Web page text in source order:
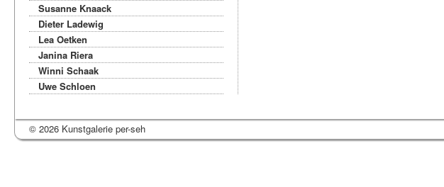
Susanne Knaack
Dieter Ladewig
Lea Oetken
Janina Riera
Winni Schaak
Uwe Schloen
© 2026 Kunstgalerie per-seh